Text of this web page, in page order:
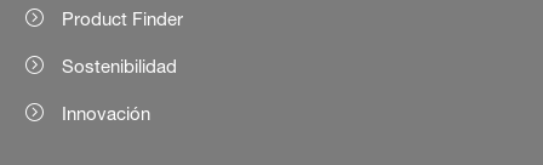
Product Finder
Sostenibilidad
Innovación